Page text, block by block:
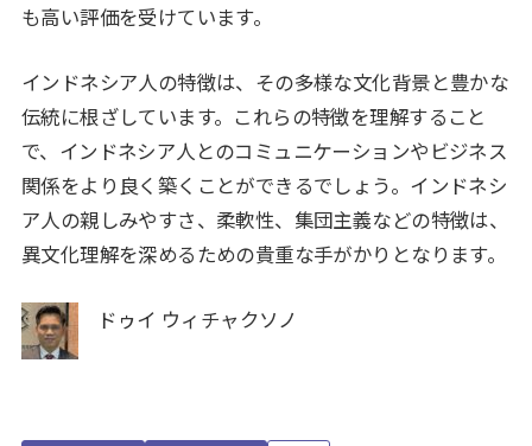
も高い評価を受けています。
インドネシア人の特徴は、その多様な文化背景と豊かな
伝統に根ざしています。これらの特徴を理解すること
で、インドネシア人とのコミュニケーションやビジネス
関係をより良く築くことができるでしょう。インドネシ
ア人の親しみやすさ、柔軟性、集団主義などの特徴は、
異文化理解を深めるための貴重な手がかりとなります。
ドゥイ ウィチャクソノ